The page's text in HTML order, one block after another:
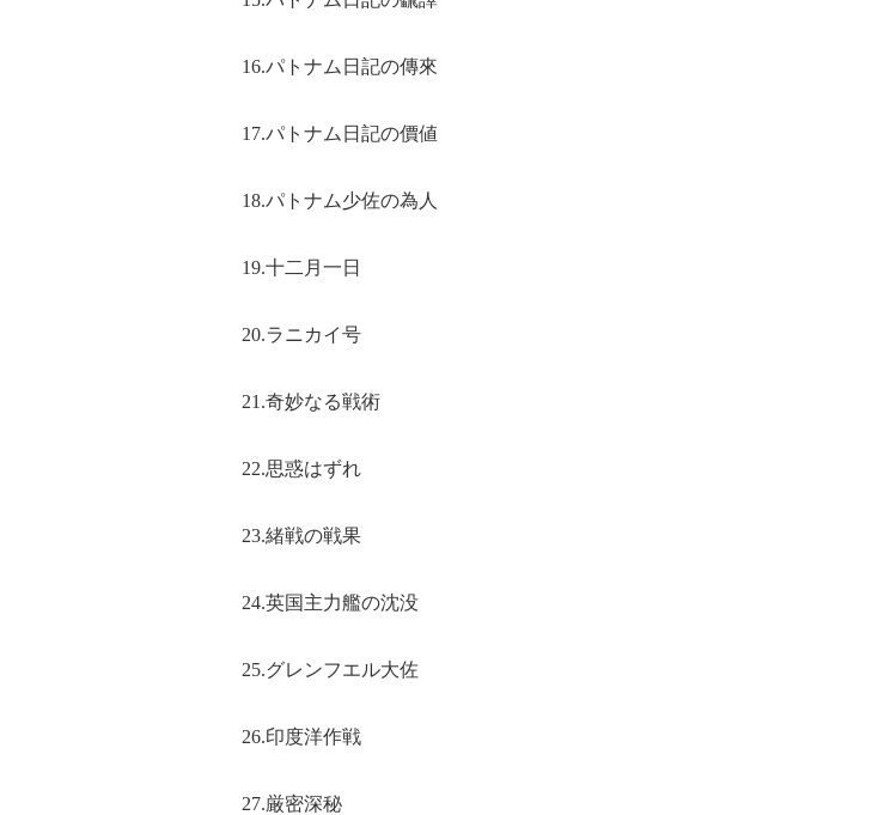
16.パトナム日記の傳來
17.パトナム日記の價値
18.パトナム少佐の為人
19.十二月一日
20.ラニカイ号
21.奇妙なる戦術
22.思惑はずれ
23.緒戦の戦果
24.英国主力艦の沈没
25.グレンフエル大佐
26.印度洋作戦
27.厳密深秘